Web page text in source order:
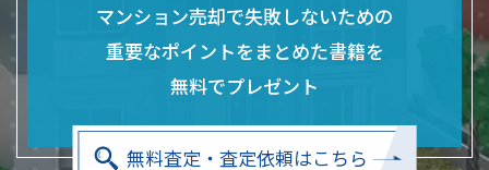
マンション売却で失敗しないための
重要なポイントをまとめた書籍を
無料でプレゼント
無料査定・査定依頼はこちら